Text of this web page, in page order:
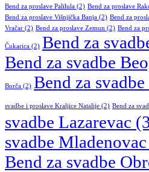
Bend za proslave Palilula (2) Bend za proslave
Bend za proslave Višnjička Banja (2) Bend za
Vračar (2) Bend za proslave Zemun (2) Bend za
Čukarica (2) Bend za
Bend za svadbe
Borča (2) Bend za
svadbe i proslave Kraljice Natalije (2) Bend za
svadbe Lazarevac
svadbe Mladenovac
Bend za svadbe